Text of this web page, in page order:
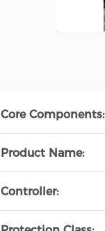
Core Components:
Product Name:
Controller: